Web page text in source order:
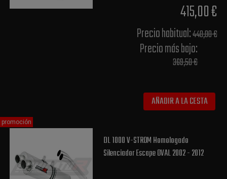
415,00 €
Precio habitual​:440,00 €
Precio más bajo​:
369,50 €
AÑADIR A LA CESTA
DL 1000 V-STROM Homologado
Silenciador Escape OVAL 2002 - 2012
promoción